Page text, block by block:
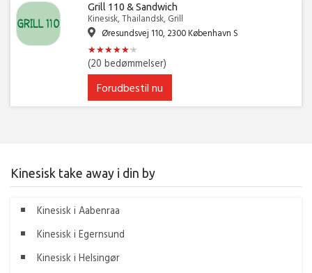
Grill 110 & Sandwich
Kinesisk, Thailandsk, Grill
Øresundsvej 110, 2300 København S
★★★★★★
★★★★★★
(20 bedømmelser)
Forudbestil nu
Kinesisk take away i din by
Kinesisk i Aabenraa
Kinesisk i Egernsund
Kinesisk i Helsingør